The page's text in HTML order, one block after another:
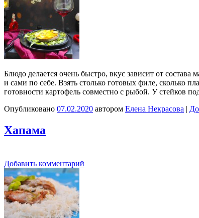
Блюдо делается очень быстро, вкус зависит от
и сами по себе. Взять столько готовых филе, сколько
готовности картофель совместно с рыбой. У стейков
Опубликовано 07.02.2020 автором Елена Некрасова |
Хапама
Добавить комментарий